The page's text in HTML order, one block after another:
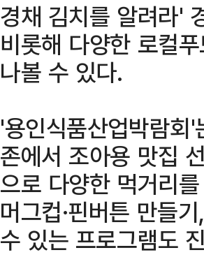
경채 김치를 알려라'
비롯해 다양한 로컬
나볼 수 있다.
'용인식품산업박람회
존에서 조아용 맛집
으로 다양한 먹거리
머그컵·핀버튼 만들
수 있는 프로그램도